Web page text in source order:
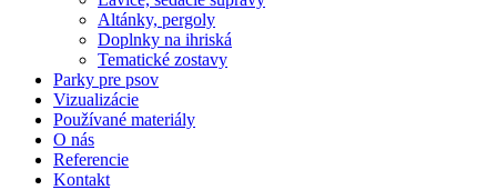
Altánky, pergoly
Doplnky na ihriská
Tematické zostavy
Parky pre psov
Vizualizácie
Používané materiály
O nás
Referencie
Kontakt